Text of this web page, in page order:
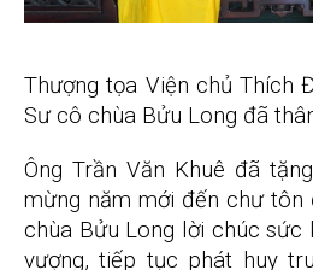
Thượng tọa Viện chủ Thích
Sư cô chùa Bửu Long đã
Ông Trần Văn Khuê đã
mừng năm mới đến chư
chùa Bửu Long lời chúc sức
vượng, tiếp tục phát huy